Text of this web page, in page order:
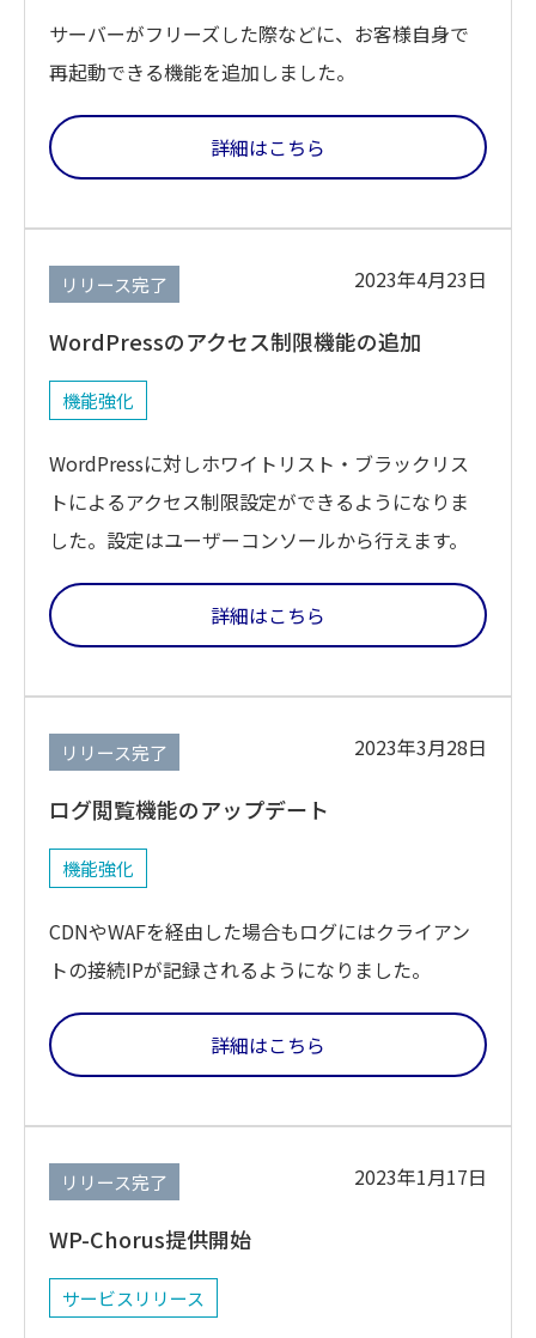
サーバーがフリーズした際などに、お客様自身で
再起動できる機能を追加しました。
詳細はこちら
リリース完了 2023年4月23日
WordPressのアクセス制限機能の追加
機能強化
WordPressに対しホワイトリスト・ブラックリス
トによるアクセス制限設定ができるようになりま
した。設定はユーザーコンソールから行えます。
詳細はこちら
リリース完了 2023年3月28日
ログ閲覧機能のアップデート
機能強化
CDNやWAFを経由した場合もログにはクライアン
トの接続IPが記録されるようになりました。
詳細はこちら
リリース完了 2023年1月17日
WP-Chorus提供開始
サービスリリース